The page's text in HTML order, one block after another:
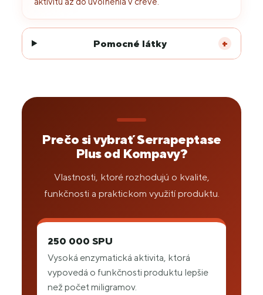
Pomocné látky +
Prečo si vybrať Serrapeptase
Plus od Kompavy?
Vlastnosti, ktoré rozhodujú o kvalite,
funkčnosti a praktickom využití produktu.
250 000 SPU
Vysoká enzymatická aktivita, ktorá
vypovedá o funkčnosti produktu lepšie
než počet miligramov.